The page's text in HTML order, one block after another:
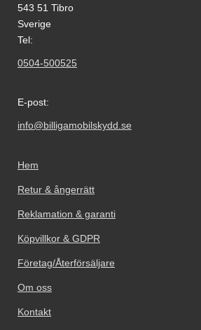
543 51 Tibro
Sverige
Tel:
0504-500525
E-post:
info@billigamobilskydd.se
Hem
Retur & ångerrätt
Reklamation & garanti
Köpvillkor & GDPR
Företag/Återförsäljare
Om oss
Kontakt